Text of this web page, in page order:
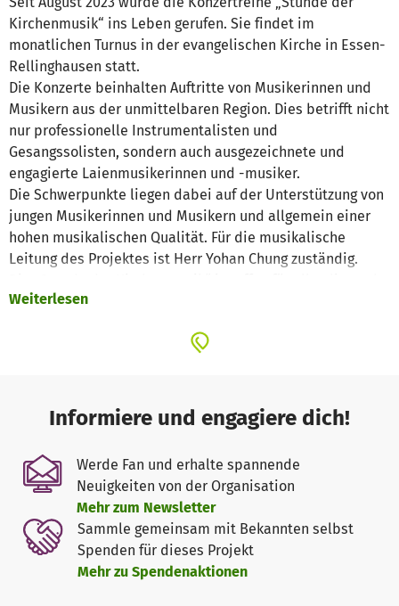
Kirchenmusik“ ins Leben gerufen. Sie findet im
monatlichen Turnus in der evangelischen Kirche in Essen-
Rellinghausen statt.
Die Konzerte beinhalten Auftritte von Musikerinnen und
Musikern aus der unmittelbaren Region. Dies betrifft nicht
nur professionelle Instrumentalisten und
Gesangssolisten, sondern auch ausgezeichnete und
engagierte Laienmusikerinnen und -musiker.
Die Schwerpunkte liegen dabei auf der Unterstützung von
jungen Musikerinnen und Musikern und allgemein einer
hohen musikalischen Qualität. Für die musikalische
Leitung des Projektes ist Herr Yohan Chung zuständig.
einem anstrengenden Arbeitstag mit Musik entspannen
unterschiedliche Ensemblemusik kennenlernen wollen
So sollen die Konzerte auch zu einem regelmäßigen
Treffpunkt für Gemeinde, Nachbarn und Musikfreunde
sein. Sie bringen aktiv Musik in das Leben der Menschen.
Ein wichtiges Anliegen ist es, eine große Bandbreite der
Kirchenmusik zu zeigen. Die bunte Mischung des
Programms soll viele Altersgruppen und
Bevölkerungsschichten ansprechen. Um die finanzielle
Hemmschwelle für sozial Schwächere zu beseitigen, wird
für dieses kulturelle Angebot kein Eintrittsgeld erhoben.
Weiterlesen
Informiere und engagiere dich!
Werde Fan und erhalte spannende
Neuigkeiten von der Organisation
Mehr zum Newsletter
Sammle gemeinsam mit Bekannten selbst
Spenden für dieses Projekt
Mehr zu Spendenaktionen